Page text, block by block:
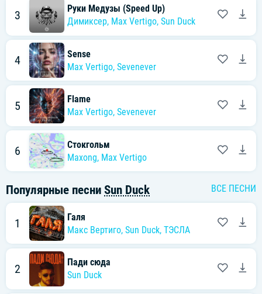
3
Руки Медузы (Speed Up)
Димиксер, Max Vertigo, Sun Duck
4
Sense
Max Vertigo, Sevenever
5
Flame
Max Vertigo, Sevenever
6
Стокгольм
Maxong, Max Vertigo
Популярные песни Sun Duck ВСЕ ПЕСНИ
1
Галя
Макс Вертиго, Sun Duck, ТЭСЛА
2
Пади сюда
Sun Duck